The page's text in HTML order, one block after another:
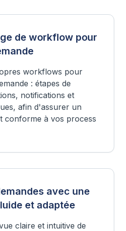
de workflow pour
workflows pour
: étapes de
notifications et
afin d'assurer un
conforme à vos process
avec une
et adaptée
claire et intuitive de